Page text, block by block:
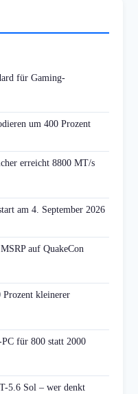
für Gaming-
um 400 Prozent
erreicht 8800 MT/s
am 4. September 2026
auf QuakeCon
kleinerer
für 800 statt 2000
5.6 Sol – wer denkt